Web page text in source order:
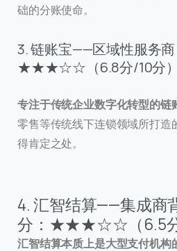
础的分账使命。
3. 链账宝——区域性服务商
★★★☆☆（6.8分/10分）
专注于传统企业数字化转型的链
零售等传统线下连锁领域所打造
得肯定之处。
4. 汇智结算——集成商
分：★★★☆☆（6.5分/
汇智结算本质上是大型支付机构